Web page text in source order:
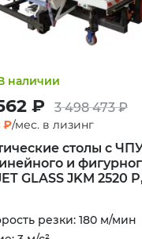
наличии
₽ 3 498 473 ₽
₽/мес. в лизинг
столы с
и
GLASS JKM 2520
резки: 180 м/мин